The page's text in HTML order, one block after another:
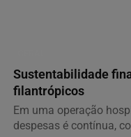
Sustentabilidade
filantrópicos
Em uma operação
despesas é contínua,